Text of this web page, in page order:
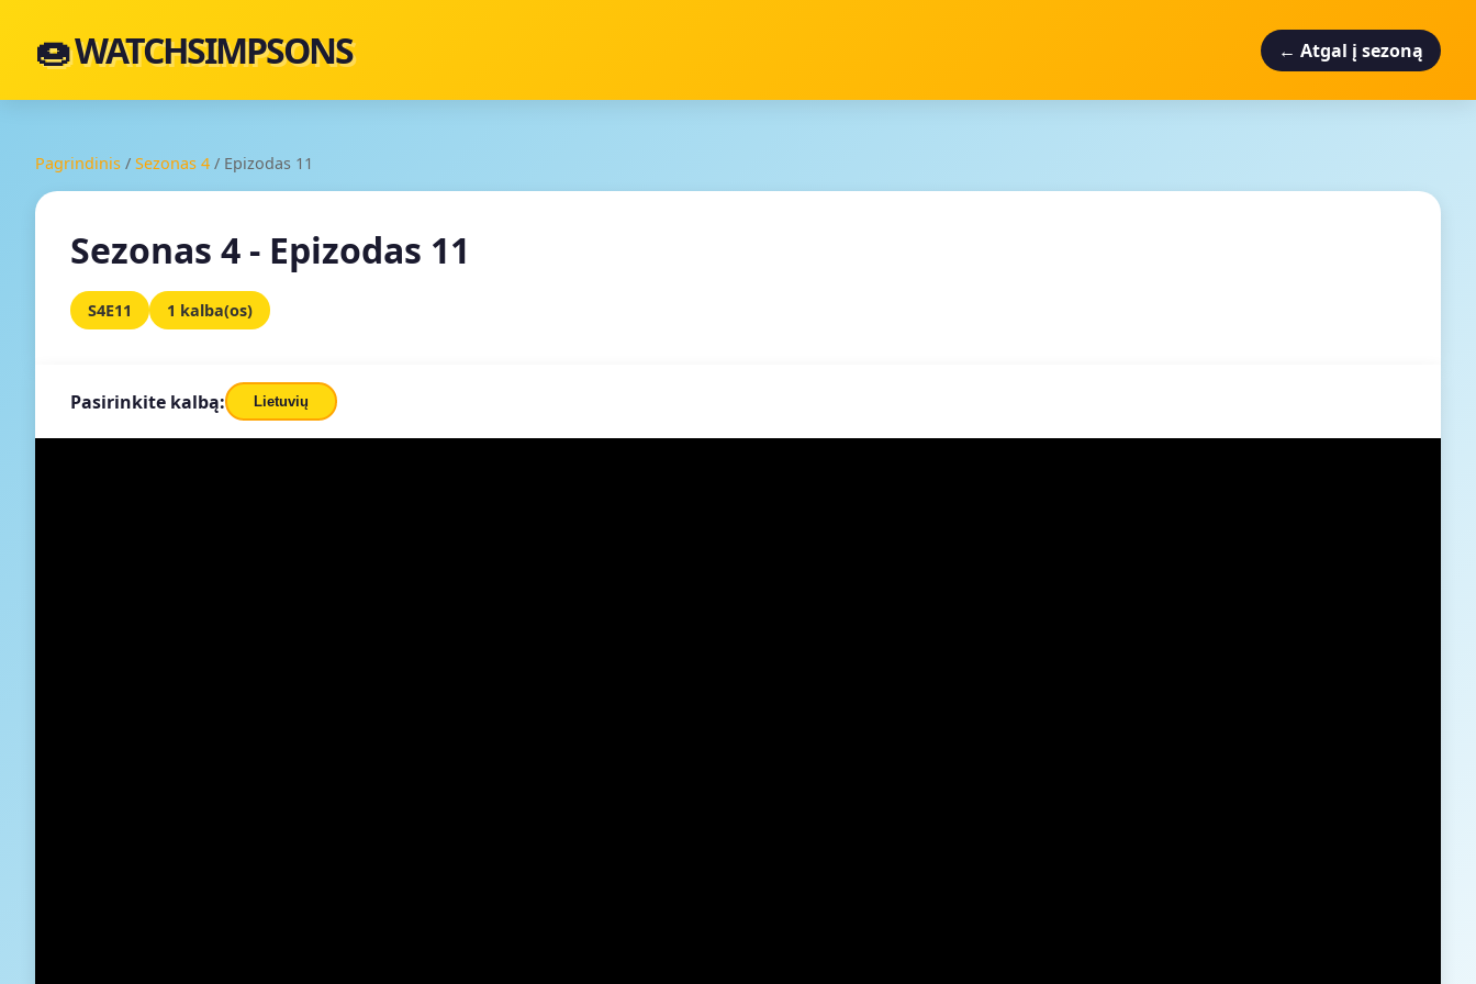
🍩 WATCHSIMPSONS ← Atgal į sezoną
Pagrindinis / Sezonas 4 / Epizodas 11
Sezonas 4 - Epizodas 11
S4E11 1 kalba(os)
Pasirinkite kalbą: Lietuvių